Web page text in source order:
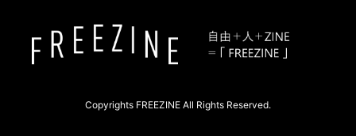
Copyrights FREEZINE All Rights Reserved.